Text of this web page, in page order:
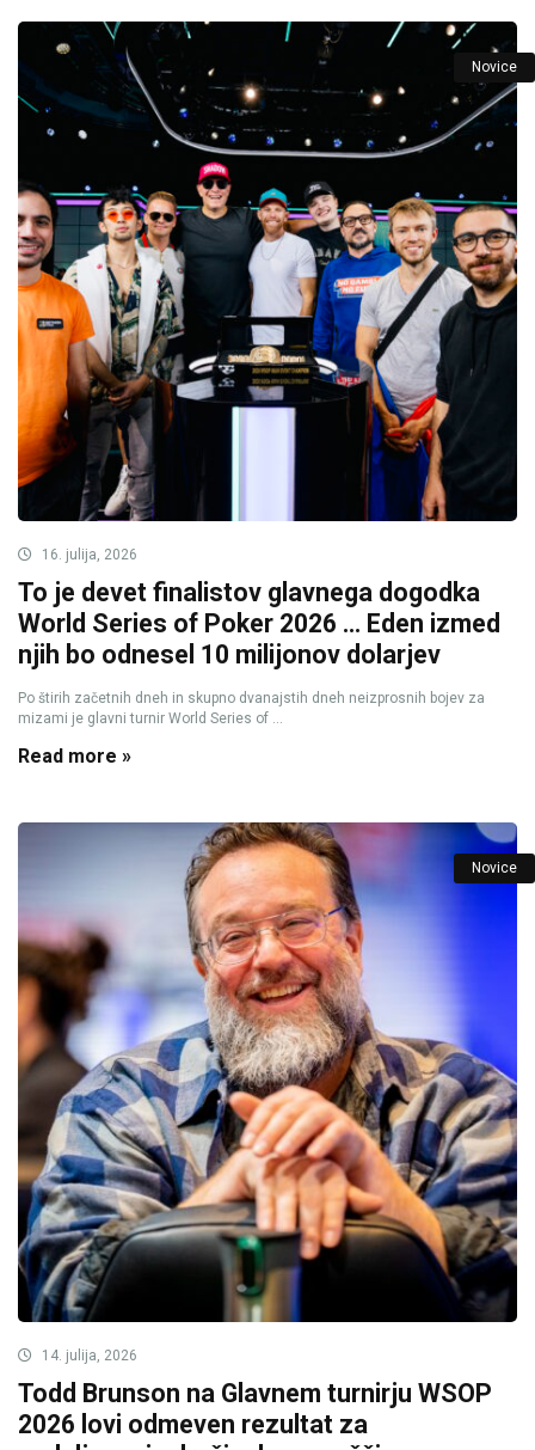
Novice
16. julija, 2026
To je devet finalistov glavnega dogodka
World Series of Poker 2026 … Eden izmed
njih bo odnesel 10 milijonov dolarjev
Po štirih začetnih dneh in skupno dvanajstih dneh neizprosnih bojev za
mizami je glavni turnir World Series of ...
Read more »
Novice
14. julija, 2026
Todd Brunson na Glavnem turnirju WSOP
2026 lovi odmeven rezultat za